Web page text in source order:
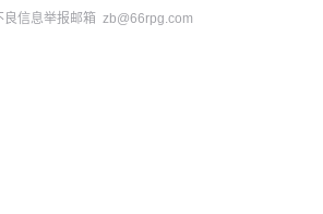
良信息举报邮箱 zb@66rpg.com